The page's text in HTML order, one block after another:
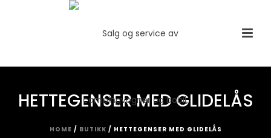
HETTEGENSER MED GLIDELÅS
HOME / BUTIKK / HETTEGENSER MED GLIDELÅS